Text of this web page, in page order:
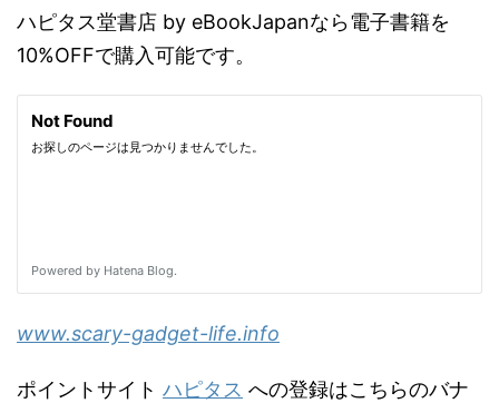
ハピタス堂書店 by eBookJapanなら電子書籍を
10%OFFで購入可能です。
www.scary-gadget-life.info
ポイントサイト ハピタス への登録はこちらのバナ